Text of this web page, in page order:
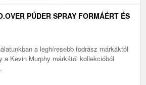
PÚDER SPRAY FORMÁÉRT ÉS
a leghíresebb fodrász márkáktól
a Kevin Murphy márkától kollekcióból